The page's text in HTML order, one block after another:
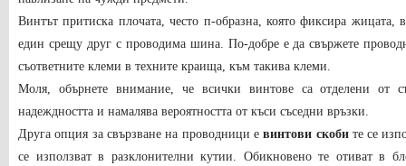
Винтът притиска плочата, често п-образна, която фиксира жицата,
един срещу друг с проводима шина. По-добре е да свържете
съответните клеми в техните краища, към такива клеми.
Моля, обърнете внимание, че всички винтове са отделени от
надеждността и намалява вероятността от къси съседни връзки.
Друга опция за свързване на проводници евинтови скобите се
се използват в разклонителни кутии. Обикновено те отиват в